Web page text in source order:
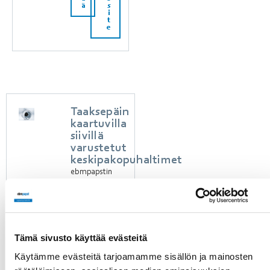
Tämä sivusto käyttää evästeitä
Käytämme evästeitä tarjoamamme sisällön ja mainosten
ä
s
i
t
e
Taaksepäin
kaartuvilla
siivillä
varustetut
keskipakopuhaltimet
ebmpapstin
keskipakopuhaltimia
käytetään
muun